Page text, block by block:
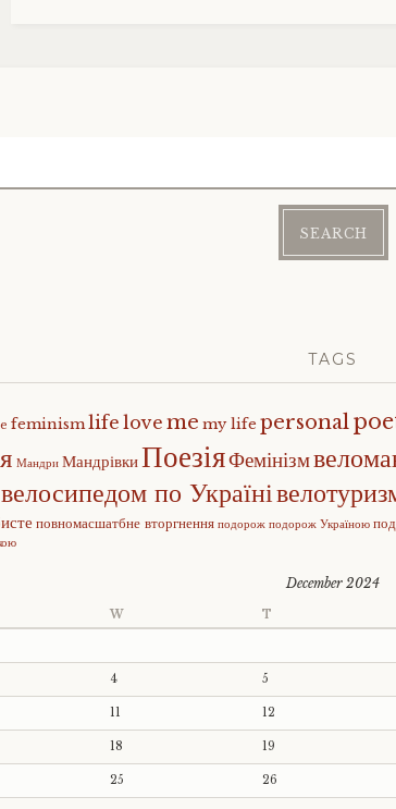
TAGS
feminismlife love me my life personal
Мандри МандрівкиПоезіяФемінізм
велосипедом по Україні
повномасшатбне вторгнення подорож подорож Україною
December 2024
W T
4 5
11 12
18 19
25 26